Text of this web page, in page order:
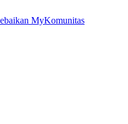
MyKomunitas